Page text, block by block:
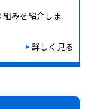
みを紹介しま
詳しく見る